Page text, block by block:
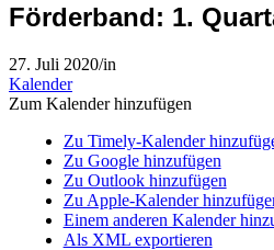
Förderband: 1.
27. Juli 2020/in
Kalender
Zum Kalender hinzufügen
Zu Timely-Kalender
Zu Google hinzufügen
Zu Outlook hinzufügen
Zu Apple-Kalender
Einem anderen Kalender
Als XML exportieren